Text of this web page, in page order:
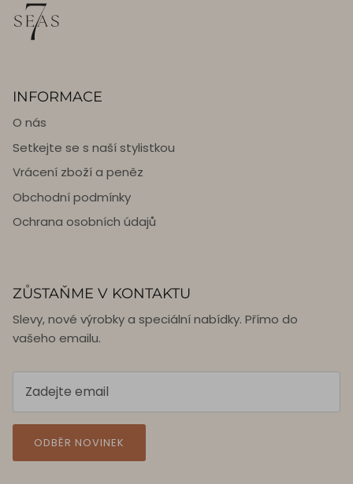
INFORMACE
O nás
Setkejte se s naší stylistkou
Vrácení zboží a peněz
Obchodní podmínky
Ochrana osobních údajů
ZŮSTAŇME V KONTAKTU
Slevy, nové výrobky a speciální nabídky. Přímo do
vašeho emailu.
ODBĚR NOVINEK